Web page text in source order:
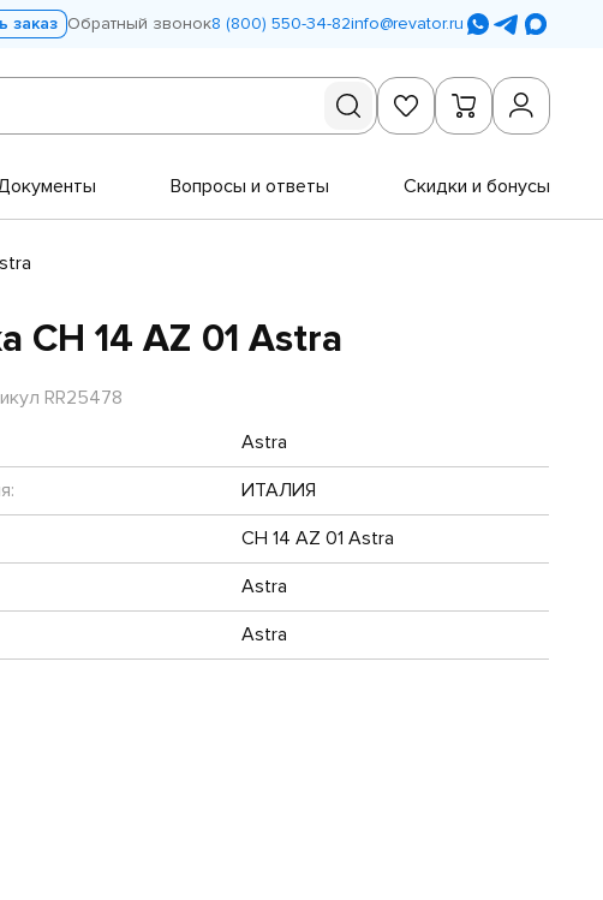
заказ Обратный звонок8 (800) 550-34-82info@revator.ru
Вопросы и ответы Скидки и бонусы
CH 14 AZ 01 Astra
RR25478
Astra
ИТАЛИЯ
CH 14 AZ 01 Astra
Astra
Astra